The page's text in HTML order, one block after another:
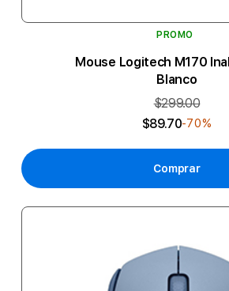
PROMO
Mouse Logitech M170
Blanco
$299.00
$89.70-70%
Comprar